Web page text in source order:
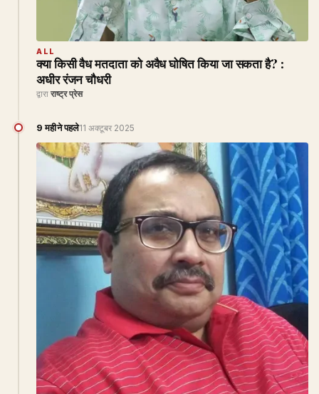
ALL
क्या किसी वैध मतदाता को अवैध घोषित किया जा सकता है? :
अधीर रंजन चौधरी
द्वारा राष्ट्र प्रेस
9 महीने पहले11 अक्टूबर 2025